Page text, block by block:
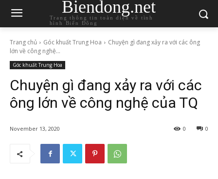
Biendong.net
Trang thông tin toàn diện về tình
hình Biển Đông
Trang chủ Góc khuất Trung Hoa
Chuyện gì đang xảy ra với các ông
lớn về công nghệ...
Góc khuất Trung Hoa
Chuyện gì đang xảy ra với các
ông lớn về công nghệ của TQ
November 13, 2020 0
0